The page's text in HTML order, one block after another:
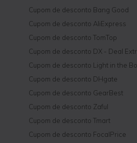
Cupom de desconto Bang Good
Cupom de desconto AliExpress
Cupom de desconto TomTop
Cupom de desconto DX - Deal
Cupom de desconto Light in the
Cupom de desconto DHgate
Cupom de desconto GearBest
Cupom de desconto Zaful
Cupom de desconto Tmart
Cupom de desconto FocalPrice